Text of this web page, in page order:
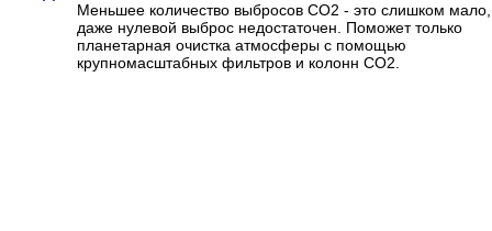
Меньшее количество выбросов CO2 - это слишком мало,
даже нулевой выброс недостаточен. Поможет только
планетарная очистка атмосферы с помощью
крупномасштабных фильтров и колонн CO2.